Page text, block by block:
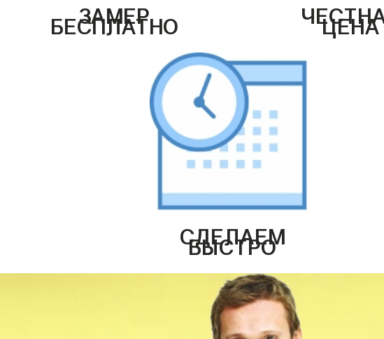
ЗАМЕР
БЕСПЛАТНО ЦЕНА
СДЕЛАЕМ
БЫСТРО